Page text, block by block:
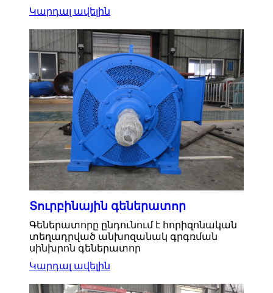
Կարդալ ավելին
Տուրբինային գեներատոր
Գեներատորը ընդունում է հորիզոնական
տեղադրված անխոզանակ գրգռման
սինխրոն գեներատոր
Կարդալ ավելին